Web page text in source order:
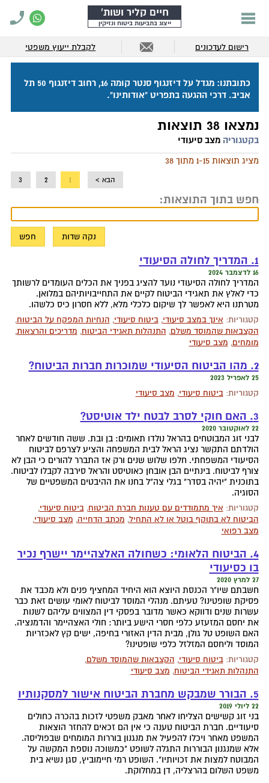
חיים קליר ושות'
ייצוג בתביעות ביטוח ונזיקין
רישום לעדכונים לקבלת ייעוץ משפטי
כתובתנו: מגדל על דיזנגוף סנטר קומה 16, רחוב דיזנגוף 50 תל
אביב. דרכי ההגעה בתפריט "אודותינו".
נמצאו 38 תוצאות
בקטגוריהמצב סיעודי
מציג תוצאות 1-15 מתוך 38
הבא > 1
2
3
חפש בתוך התוצאות:
1. המדריך לחולה הסיעודי
16 לדצמבר 2024
המדריך לחולה הסיעודי נועד להציג בפניך את הכלים העומדים לרשותך
כדי לאלץ את תאגידי הביטוח לקיים את התחייבויותיהם במלואן.
מטרתנו היא לאפשר לך שיקום כלכלי מלא, ללא חסרון כיס כלשהו.
קטגוריות: אינך במצב סיעודי,ביטוח סיעודי, הנחיות המפקח על הביטוח,
הקצבאות שהמוסד משלם, התנהלות תאגידי הביטוח, מדריכים והרצאות,
מומחים, מצב סיעודי
2. מהו הביטוח הסיעודי שמוכרות חברות הביטוח?
25 לאפריל 2023
קטגוריות:ביטוח סיעודי, מצב סיעודי
3. האם חוקי לסרב לבטח ילד אוטיסט?
22 לאוקטובר 2020
לבני זוג המבוטחים בהראל נולדו תאומים: בן ובת. ששה חודשים לאחר
הולדתם התקשר נציג הראל לבית המשפחה והציע לצרפם לביטוח
הסיעודי המשפחתי. חלפו שלוש שנים ורק אז התברר להורים כי הבן לא
צורף לביטוח. בינתיים הבן אובחן כאוטיסט והראל סירבה לקבלו לביטוח.
בתוכנית "יהיה בסדר" בגלי צה"ל בחנו את ההיבטים המשפטיים של
הסוגיה.
קטגוריות: איך מתמודדים עם טענות חברת הביטוח,ביטוח סיעודי,
הביטוח לא בתוקף בוטל או לא התחיל, מכתב הדחייה, מצב סיעודי,
מצב רפואי
4. הביטוח הלאומי: כשחולה האלצהיימר יישרף נכיר
בו כסיעודי
27 למרץ 2020
חשבתם שיו"ר הכנסת היוצא הוא היחיד המחציף פנים ולא מכבד את
פסיקת שופטינו? טעיתם. מנהלי המוסד לביטוח לאומי עושים זאת כבר
עשרות שנים ודווקא כאשר מדובר בפסקי דין המצווים עליהם לשנות
את יחסם המזעזע כלפי חסרי הישע ביותר: חולי האצהיימר והדמנציה.
האם השופט טל גולן, מבית הדין האזורי בחיפה, ישים קץ לאכזריות
המוסד וליחסם המזלזל כלפי שופטינו?
קטגוריות:ביטוח סיעודי, הקצבאות שהמוסד משלם,
התנהלות תאגידי הביטוח, מצב סיעודי
5. הבורר שמבקש מחברת הביטוח אישור למסקנותיו
22 ליולי 2019
בני זוג קשישים הצליחו לאחר מאבק משפטי לזכות בהכרה כחולים
סיעודיים. חברת הביטוח טענה כי אין הם זכאים להחזר הוצאות
המשפט מאחר ויכלו להפעיל את מנגנון בוררות המומחים שבפוליסה.
אלא שמנגנון הבוררות התגלה לשופט "כמשוכה נוספת המקשה על
המבוטח למצות את זכויותיו". השופט רמי חיימוביץ, סגן נשיא בית
משפט השלום בהרצליה, דן במחלוקת.